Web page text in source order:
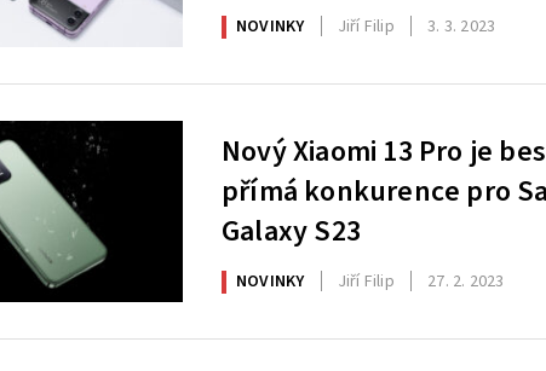
NOVINKY Jiří Filip 3. 3. 2023
Nový Xiaomi 13 Pro je
přímá konkurence pro
Galaxy S23
NOVINKY Jiří Filip 27. 2. 2023